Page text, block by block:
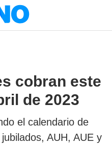
cobran este
de 2023
el calendario de
AUH, AUE y